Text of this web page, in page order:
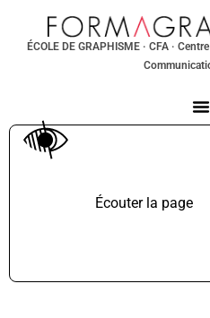
ÉCOLE DE GRAPHISME · CFA ·
Écouter la page